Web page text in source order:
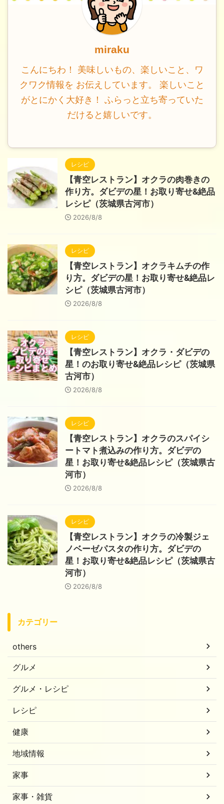
miraku
こんにちわ！ 美味しいもの、楽しいこと、ワ
クワク情報を お伝えしています。 楽しいこと
がとにかく大好き！ ふらっと立ち寄っていた
だけると嬉しいです。
レシピ
【青空レストラン】オクラの肉巻きの
作り方。ダビデの星！お取り寄せ&絶品
レシピ（茨城県古河市）
2026/8/8
レシピ
【青空レストラン】オクラキムチの作
り方。ダビデの星！お取り寄せ&絶品レ
シピ（茨城県古河市）
2026/8/8
レシピ
【青空レストラン】オクラ・ダビデの
星！のお取り寄せ&絶品レシピ（茨城県
古河市）
2026/8/8
レシピ
【青空レストラン】オクラのスパイシ
ートマト煮込みの作り方。ダビデの
星！お取り寄せ&絶品レシピ（茨城県古
河市）
2026/8/8
レシピ
【青空レストラン】オクラの冷製ジェ
ノベーゼパスタの作り方。ダビデの
星！お取り寄せ&絶品レシピ（茨城県古
河市）
2026/8/8
カテゴリー
others
グルメ
グルメ・レシピ
レシピ
健康
地域情報
家事
家事・雑貨